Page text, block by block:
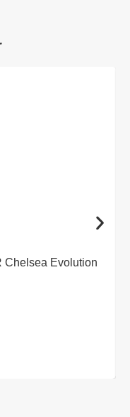
Chelsea Evolution